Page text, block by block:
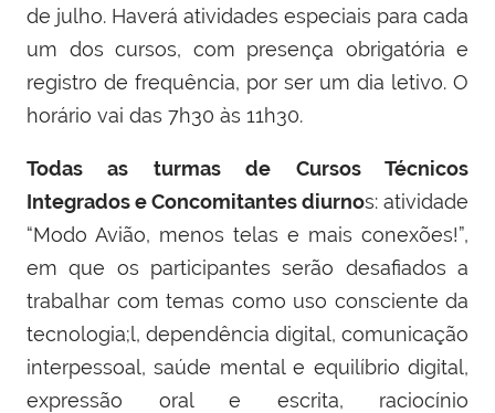
de julho. Haverá atividades especiais para cada
um dos cursos, com presença obrigatória e
registro de frequência, por ser um dia letivo. O
horário vai das 7h30 às 11h30.
Todas as turmas de Cursos Técnicos
Integrados e Concomitantes diurnos: atividade
“Modo Avião, menos telas e mais conexões!”,
em que os participantes serão desafiados a
trabalhar com temas como uso consciente da
tecnologia;l, dependência digital, comunicação
interpessoal, saúde mental e equilíbrio digital,
expressão oral e escrita, raciocínio